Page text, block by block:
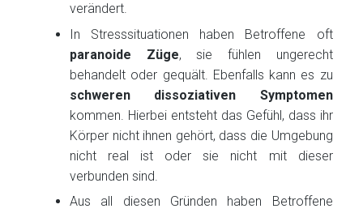
verändert.
In Stresssituationen haben Betroffene oft
paranoide Züge, sie fühlen ungerecht
behandelt oder gequält. Ebenfalls kann es zu
schweren dissoziativen Symptomen
kommen. Hierbei entsteht das Gefühl, dass ihr
Körper nicht ihnen gehört, dass die Umgebung
nicht real ist oder sie nicht mit dieser
verbunden sind.
Aus all diesen Gründen haben Betroffene